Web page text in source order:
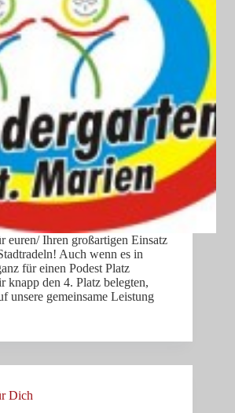
euren/ Ihren großartigen Einsatz
Auch wenn es in
für einen Podest Platz
knapp den 4. Platz belegten,
unsere gemeinsame Leistung
Dich